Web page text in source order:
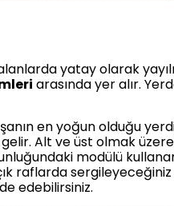
yatay olarak
arasında yer alır.
en yoğun olduğu
gelir. Alt ve üst olmak
modülü
raflarda sergileyeceğiniz
edebilirsiniz.